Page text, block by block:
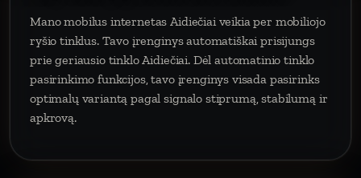
Mano mobilus internetas Aidiečiai veikia per mobiliojo
ryšio tinklus. Tavo įrenginys automatiškai prisijungs
prie geriausio tinklo Aidiečiai. Dėl automatinio tinklo
pasirinkimo funkcijos, tavo įrenginys visada pasirinks
optimalų variantą pagal signalo stiprumą, stabilumą ir
apkrovą.